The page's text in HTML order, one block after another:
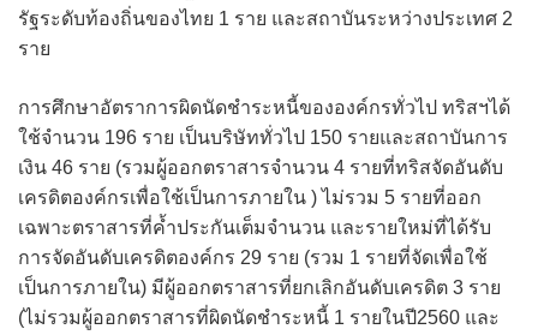
รัฐระดับท้องถิ่นของไทย 1 ราย และสถาบันระหว่างประเทศ 2
ราย
การศึกษาอัตราการผิดนัดชำระหนี้ขององค์กรทั่วไป ทริสฯได้
ใช้จำนวน 196 ราย เป็นบริษัททั่วไป 150 รายและสถาบันการ
เงิน 46 ราย (รวมผู้ออกตราสารจำนวน 4 รายที่ทริสจัดอันดับ
เครดิตองค์กรเพื่อใช้เป็นการภายใน ) ไม่รวม 5 รายที่ออก
เฉพาะตราสารที่ค้ำประกันเต็มจำนวน และรายใหม่ที่ได้รับ
การจัดอันดับเครดิตองค์กร 29 ราย (รวม 1 รายที่จัดเพื่อใช้
เป็นการภายใน) มีผู้ออกตราสารที่ยกเลิกอันดับเครดิต 3 ราย
(ไม่รวมผู้ออกตราสารที่ผิดนัดชำระหนี้ 1 รายในปี2560 และ